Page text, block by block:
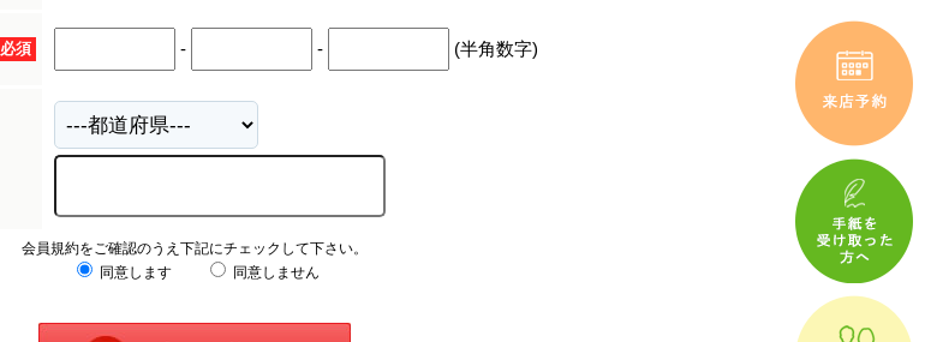
必須 - - (半角数字)
会員規約をご確認のうえ下記にチェックして下さい。
同意します
同意しません